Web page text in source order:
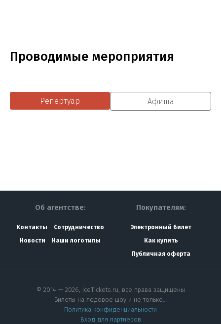
Проводимые мероприятия
Репертуар Афиша
Об агентстве:
Контакты
Сотрудничество
Новости
Наши логотипы
Покупателям:
Электронный билет
Как купить
Публичная оферта
© 2014 — 2026, IceTickets.ru, все права защищены
Билеты на ледовое шоу и не только…
Политика конфиденциальности
Вход для партнеров